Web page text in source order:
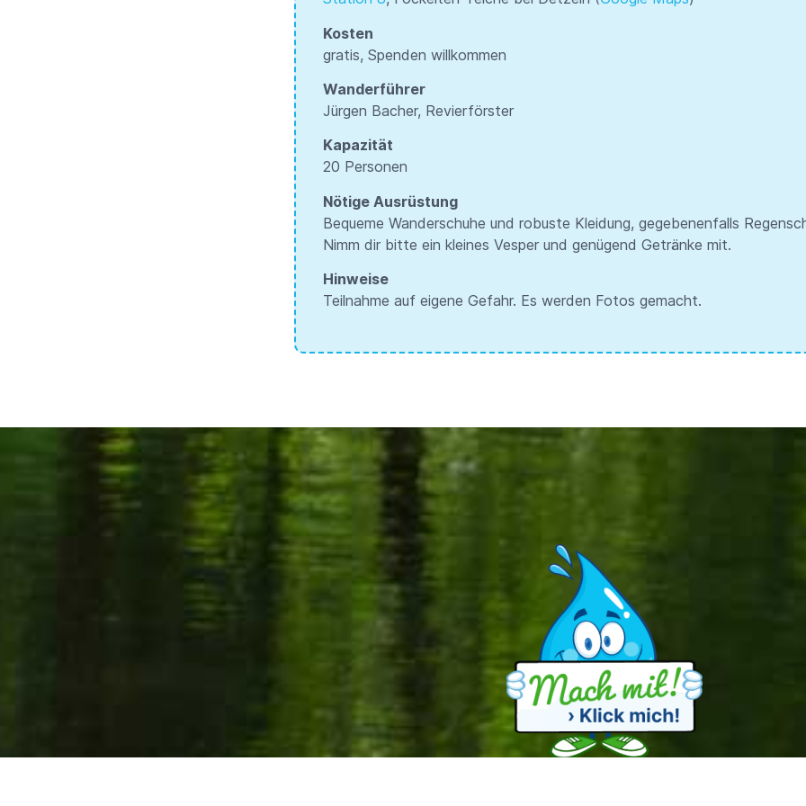
Kosten
gratis, Spenden willkommen
Wanderführer
Jürgen Bacher, Revierförster
Kapazität
20 Personen
Nötige Ausrüstung
Bequeme Wanderschuhe und robuste Kleidung, gegebenenfalls
Nimm dir bitte ein kleines Vesper und genügend Getränke mit.
Hinweise
Teilnahme auf eigene Gefahr. Es werden Fotos gemacht.